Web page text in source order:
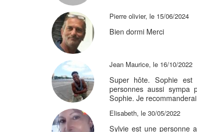
Pierre olivier, le 15/06/2024
Bien dormi Merci
Jean Maurice, le 16/10/2022
Super hôte. Sophie
personnes aussi sympa
Sophie. Je
Elisabeth, le 30/05/2022
Sylvie est une personne